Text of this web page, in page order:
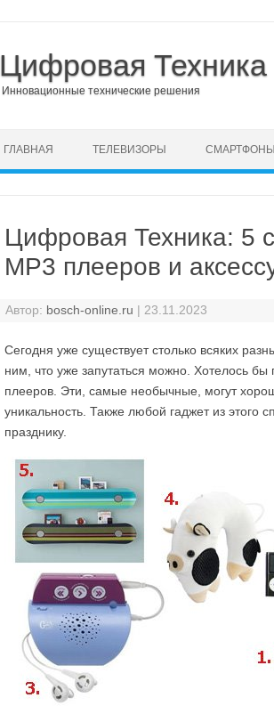
Цифровая Техника
Инновационные технические решения
ГЛАВНАЯ ТЕЛЕВИЗОРЫ СМАРТФОНЫ
Цифровая Техника: 5
MP3 плееров и
Автор: bosch-online.ru | 23.11.2023
Сегодня уже существует столько всяких
ним, что уже запутаться можно. Хотелось
плееров. Эти, самые необычные, могут
уникальность. Также любой гаджет из
празднику.